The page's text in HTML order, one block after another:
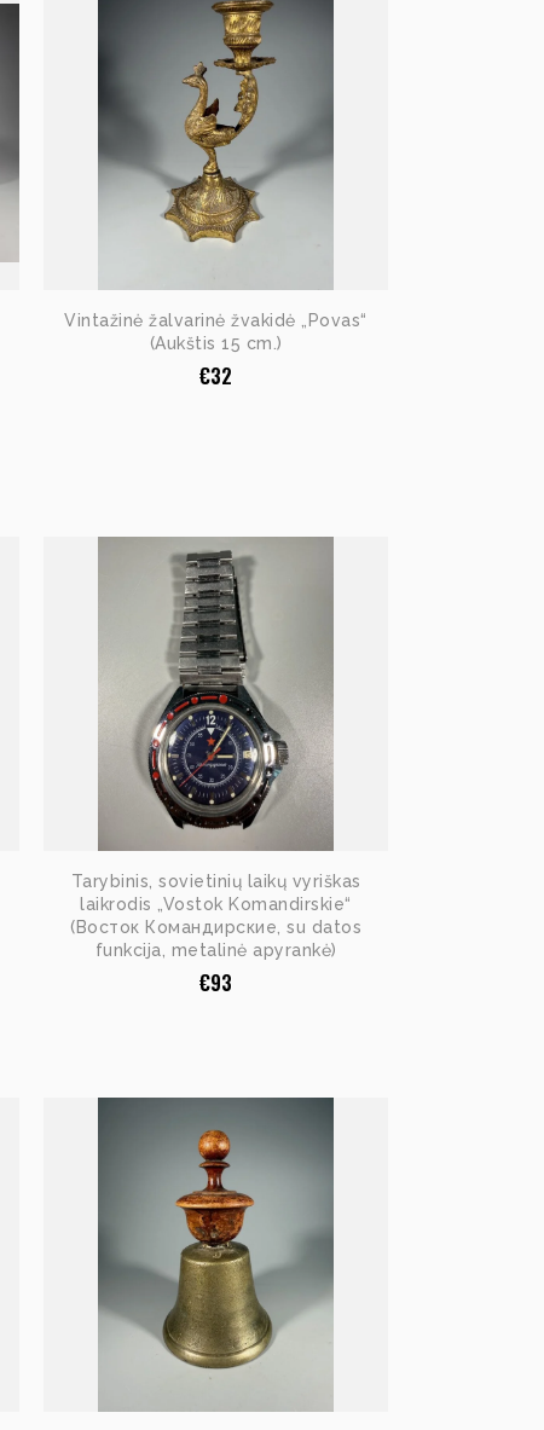
Vintažinė žalvarinė žvakidė „Povas“
(Aukštis 15 cm.)
€32
Tarybinis, sovietinių laikų vyriškas
laikrodis „Vostok Komandirskie“
(Восток Командирские, su datos
funkcija, metalinė apyrankė)
€93